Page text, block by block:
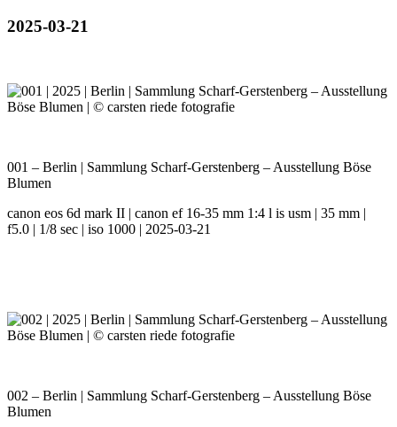
2025-03-21
001 – Berlin | Sammlung Scharf-Gerstenberg – Ausstellung Böse
Blumen
canon eos 6d mark II | canon ef 16-35 mm 1:4 l is usm | 35 mm |
f5.0 | 1/8 sec | iso 1000 | 2025-03-21
002 – Berlin | Sammlung Scharf-Gerstenberg – Ausstellung Böse
Blumen